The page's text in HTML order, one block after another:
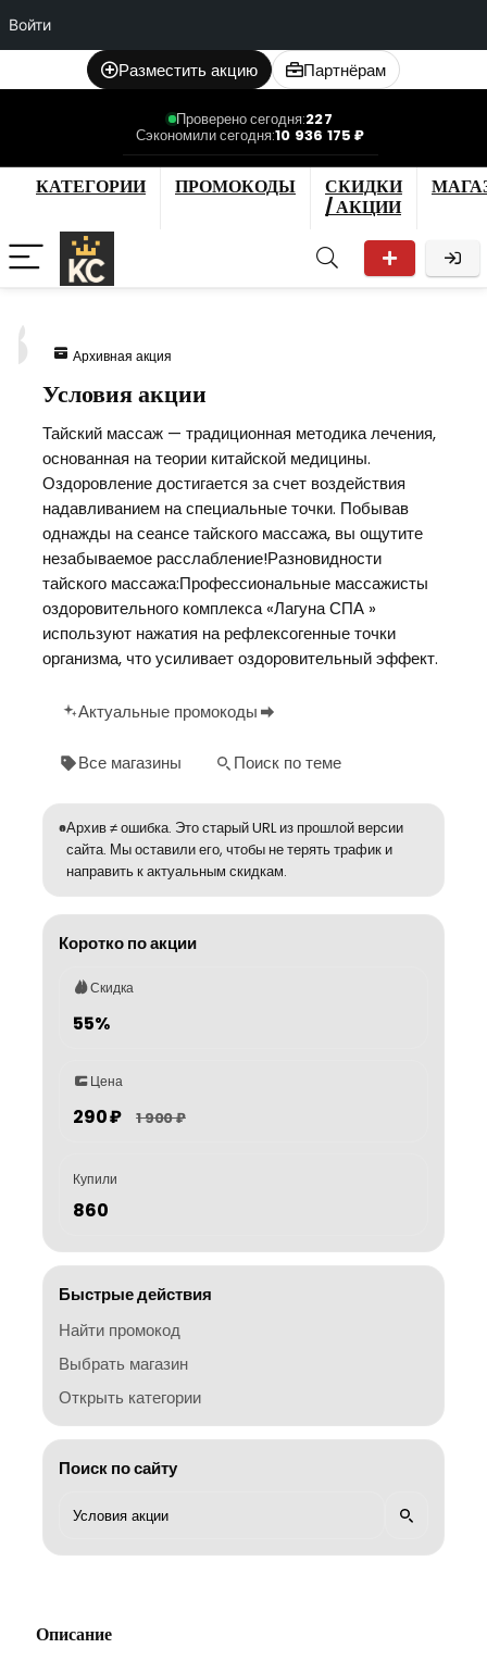
Войти
Разместить акцию Партнёрам
Проверено сегодня:227
Сэкономили сегодня:10 936 175 ₽
КАТЕГОРИИ ПРОМОКОДЫ
СКИДКИ
/ АКЦИИ
Архивная акция
Условия акции
Тайский массаж — традиционная методика лечения,
основанная на теории китайской медицины.
Оздоровление достигается за счет воздействия
надавливанием на специальные точки. Побывав
однажды на сеансе тайского массажа, вы ощутите
незабываемое расслабление!Разновидности
тайского массажа:Профессиональные массажисты
оздоровительного комплекса «Лагуна СПА »
используют нажатия на рефлексогенные точки
организма, что усиливает оздоровительный эффект.
Актуальные промокоды
Все магазины Поиск по теме
Архив ≠ ошибка. Это старый URL из прошлой версии
сайта. Мы оставили его, чтобы не терять трафик и
направить к актуальным скидкам.
Коротко по акции
Скидка
55%
Цена
290 ₽ 1 900 ₽
Купили
860
Быстрые действия
Найти промокод
Выбрать магазин
Открыть категории
Поиск по сайту
Описание